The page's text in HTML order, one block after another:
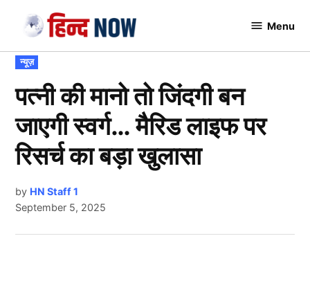
content
Menu
POSTED
IN
न्यूज़
पत्नी की मानो तो जिंदगी बन
जाएगी स्वर्ग… मैरिड लाइफ पर
रिसर्च का बड़ा खुलासा
by HN Staff 1
September 5, 2025